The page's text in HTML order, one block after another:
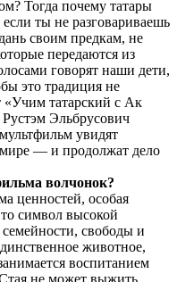
Тогда почему татары
ты не разговариваешь
своим предкам, не
передаются из
говорят наши дети,
это традиция не
«Учим татарский с Ак
Эльбрусович
увидят
— и продолжат дело
волчонок?
ценностей, особая
символ высокой
свободы и
животное,
воспитанием
не может выжить,